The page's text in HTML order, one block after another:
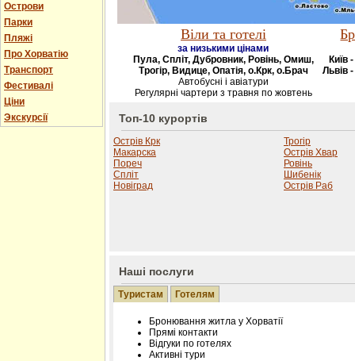
Острови
Парки
Пляжі
Про Хорватію
Транспорт
Фестивалі
Ціни
Экскурсії
Віли та готелі
за низькими цінами
Пула, Спліт, Дубровник, Ровінь, Омиш,
Трогір, Видице, Опатія, о.Крк, о.Брач
Автобусні і авіатури
Регулярні чартери з травня по жовтень
Київ
Львів
Топ-10 курортів
Острів Крк
Макарска
Пореч
Спліт
Новіград
Трогір
Острів Хвар
Ровінь
Шибенік
Острів Раб
Наші послуги
Туристам Готелям
Бронювання житла у Хорватії
Прямі контакти
Відгуки по готелях
Активні тури